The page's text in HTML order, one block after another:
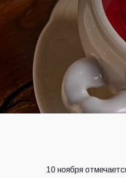
10 ноября